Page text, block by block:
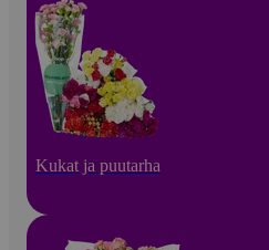
Kukat ja puutarha